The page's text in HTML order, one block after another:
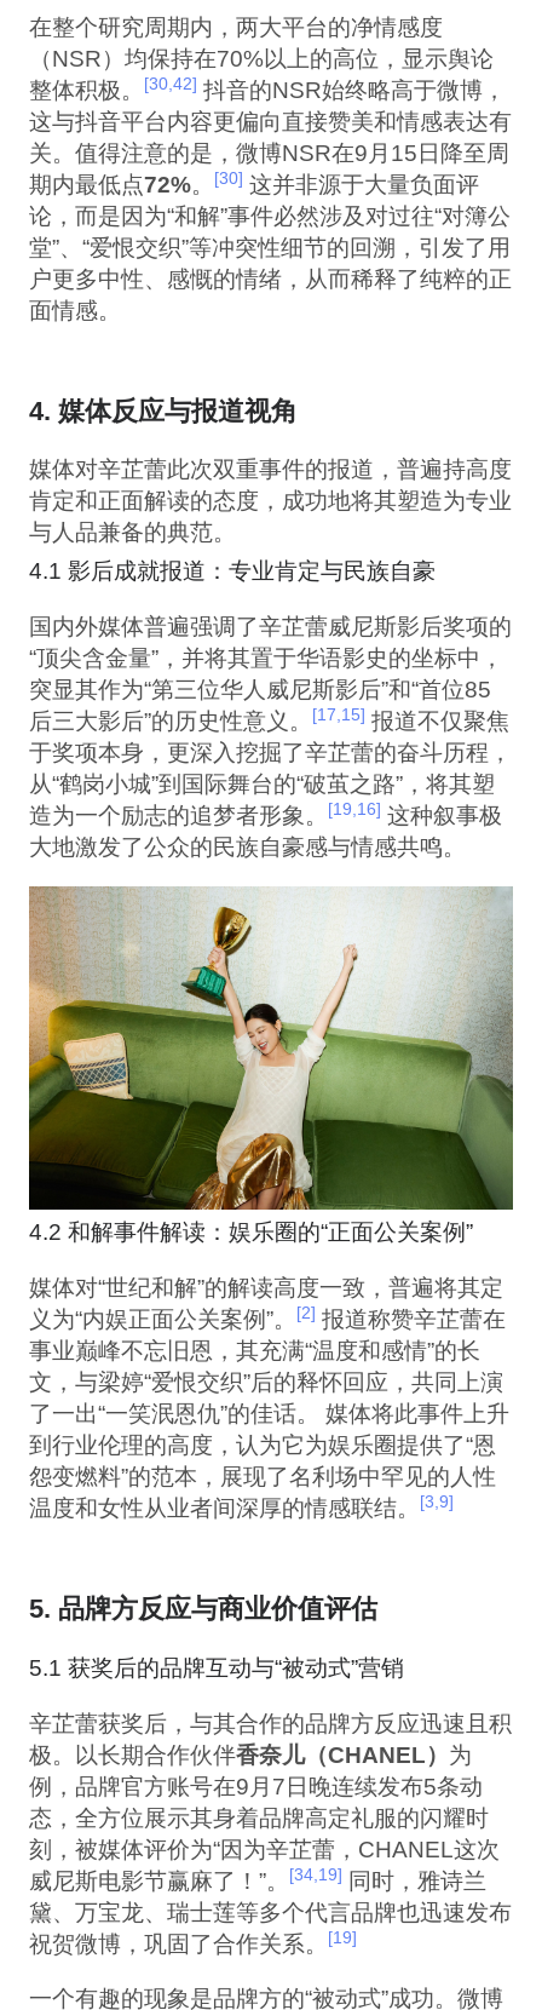
在整个研究周期内，两大平台的净情感度
（NSR）均保持在70%以上的高位，显示舆论
整体积极。
[30,42] 抖音的NSR始终略高于微博，
这与抖音平台内容更偏向直接赞美和情感表达有
关。值得注意的是，微博NSR在9月15日降至周
期内最低点72%。 [30] 这并非源于大量负面评
论，而是因为“和解”事件必然涉及对过往“对簿公
堂”、“爱恨交织”等冲突性细节的回溯，引发了用
户更多中性、感慨的情绪，从而稀释了纯粹的正
面情感。
4. 媒体反应与报道视角
媒体对辛芷蕾此次双重事件的报道，普遍持高度
肯定和正面解读的态度，成功地将其塑造为专业
与人品兼备的典范。
4.1 影后成就报道：专业肯定与民族自豪
国内外媒体普遍强调了辛芷蕾威尼斯影后奖项的
“顶尖含金量”，并将其置于华语影史的坐标中，
突显其作为“第三位华人威尼斯影后”和“首位85
后三大影后”的历史性意义。
[17,15] 报道不仅聚焦
于奖项本身，更深入挖掘了辛芷蕾的奋斗历程，
从“鹤岗小城”到国际舞台的“破茧之路”，将其塑
造为一个励志的追梦者形象。
[19,16] 这种叙事极
大地激发了公众的民族自豪感与情感共鸣。
4.2 和解事件解读：娱乐圈的“正面公关案例”
媒体对“世纪和解”的解读高度一致，普遍将其定
义为“内娱正面公关案例”。
[2] 报道称赞辛芷蕾在
事业巅峰不忘旧恩，其充满“温度和感情”的长
文，与梁婷“爱恨交织”后的释怀回应，共同上演
了一出“一笑泯恩仇”的佳话。 媒体将此事件上升
到行业伦理的高度，认为它为娱乐圈提供了“恩
怨变燃料”的范本，展现了名利场中罕见的人性
温度和女性从业者间深厚的情感联结。
[3,9]
5. 品牌方反应与商业价值评估
5.1 获奖后的品牌互动与“被动式”营销
辛芷蕾获奖后，与其合作的品牌方反应迅速且积
极。以长期合作伙伴香奈儿（CHANEL） 为
例，品牌官方账号在9月7日晚连续发布5条动
态，全方位展示其身着品牌高定礼服的闪耀时
刻，被媒体评价为“因为辛芷蕾，CHANEL这次
威尼斯电影节赢麻了！”。
[34,19] 同时，雅诗兰
黛、万宝龙、瑞士莲等多个代言品牌也迅速发布
祝贺微博，巩固了合作关系。
[19]
一个有趣的现象是品牌方的“被动式”成功。微博